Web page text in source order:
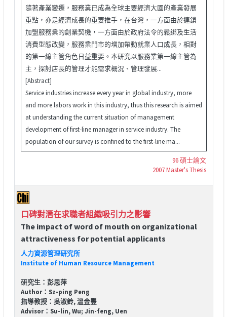
隨著產業變遷，服務業已成為全球主要經濟大國的產業發展
重點，亦是經濟成長的重要推手，在台灣，一方面由於連鎖
加盟服務業的創業契機，一方面由於政府法令的鬆綁及生活
消費型態改變，服務業門市的增加帶動就業人口成長，相對
的第一線主管角色日益重要。本研究以服務業第一線主管為
主，探討店長的管理才能需求概況、管理發展...
[Abstract]
Service industries increase every year in global industry, more
and more labors work in this industry, thus this research is aimed
at understanding the current situation of management
development of first-line manager in service industry. The
population of our survey is confined to the first-line ma...
96 碩士論文
2007 Master's Thesis
口碑對潛在求職者組織吸引力之影響
The impact of word of mouth on organizational
attractiveness for potential applicants
人力資源管理研究所
Institute of Human Resource Management
研究生：彭思萍
Author：Sz-ping Peng
指導教授：吳淑鈴, 溫金豐
Advisor：Su-lin, Wu; Jin-feng, Uen